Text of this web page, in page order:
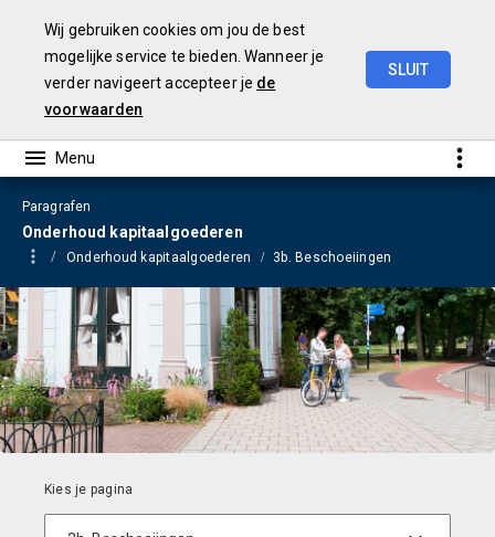
Wij gebruiken cookies om jou de best
mogelijke service te bieden. Wanneer je
verder navigeert accepteer je de
voorwaarden
SLUIT
Paragrafen
Onderhoud kapitaalgoederen
Onderhoud kapitaalgoederen 3b. Beschoeiingen